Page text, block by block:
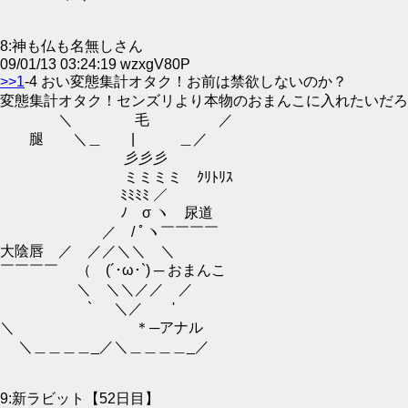
8:神も仏も名無しさん
09/01/13 03:24:19 wzxgV80P
>>1-4 おい変態集計オタク！お前は禁欲しないのか？
変態集計オタク！センズリより本物のおまんこに入れたい
＼ 毛 ／
腿 ＼＿ | ＿／
彡彡彡
ミミミミ ｸﾘﾄﾘｽ
ﾐﾐﾐﾐ ／￣￣￣￣
ﾉ σ ヽ 尿道
／ / ﾟヽ￣￣￣￣
大陰唇 ／ ／／＼＼ ＼
￣￣￣￣ （ (´･ω･`) ─ おまんこ
＼ ＼＼／／ ／
` ＼／ '
＼ ＊─アナル
＼＿＿＿＿_／＼＿＿＿＿_／
9:新ラビット【52日目】